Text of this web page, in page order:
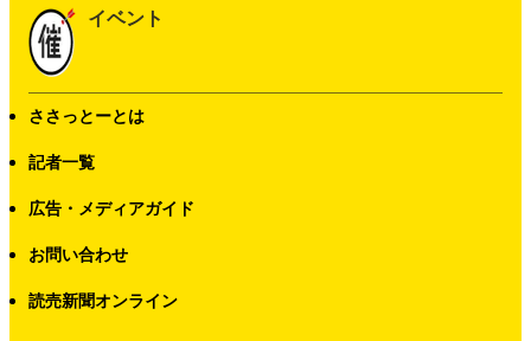
イベント
ささっとーとは
記者一覧
広告・メディアガイド
お問い合わせ
読売新聞オンライン